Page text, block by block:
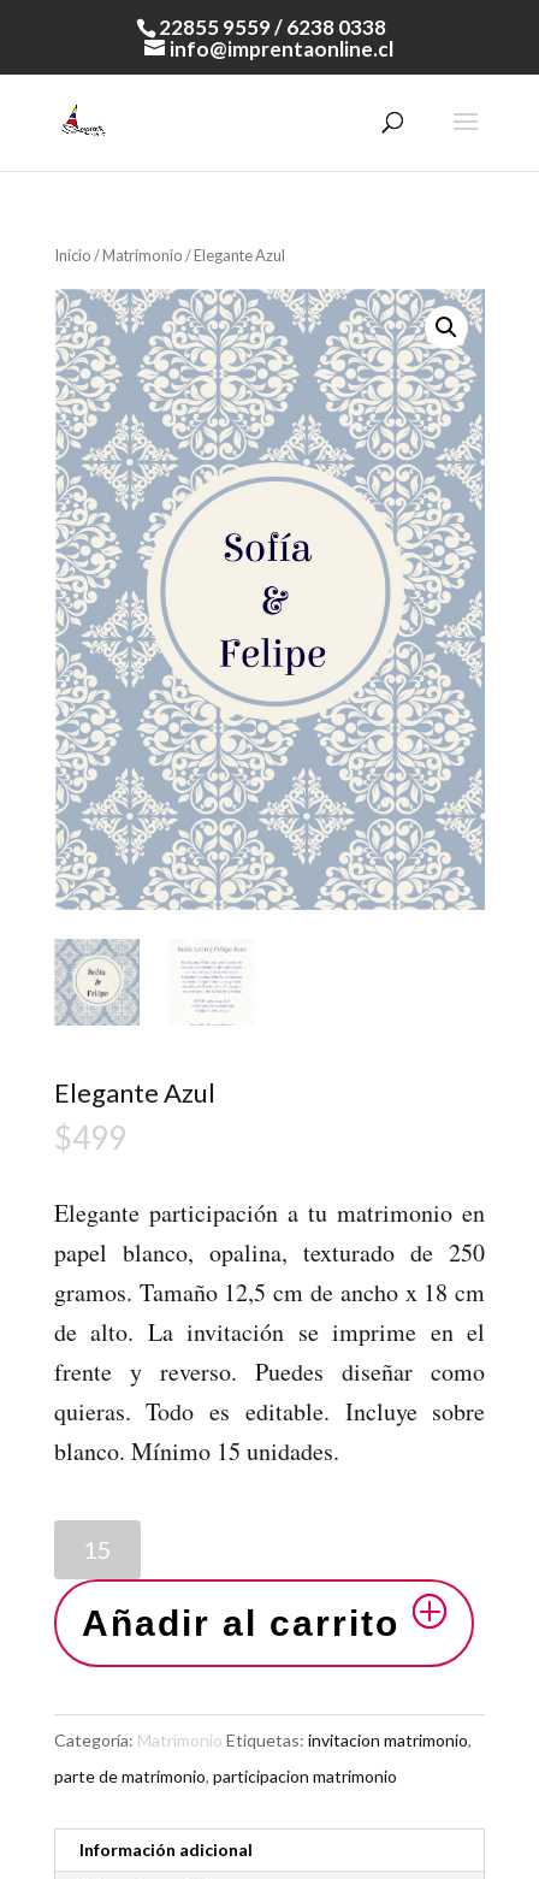
22855 9559 / 6238 0338
info@imprentaonline.cl
Inicio/Matrimonio/ Elegante Azul
Elegante Azul
$499
Elegante participación a tu matrimonio en
papel blanco, opalina, texturado de 250
gramos. Tamaño 12,5 cm de ancho x 18 cm
de alto. La invitación se imprime en el
frente y reverso. Puedes diseñar como
quieras. Todo es editable. Incluye sobre
blanco. Mínimo 15 unidades.
Añadir al carrito
Categoría: Matrimonio Etiquetas: invitacion matrimonio,
parte de matrimonio, participacion matrimonio
Información adicional